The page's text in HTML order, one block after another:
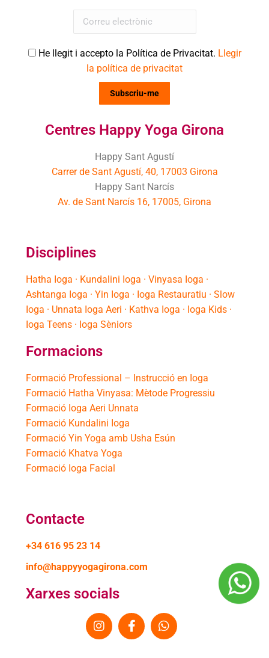
He llegit i accepto la Política de Privacitat. Llegir
la política de privacitat
Centres Happy Yoga Girona
Happy Sant Agustí
Carrer de Sant Agustí, 40, 17003 Girona
Happy Sant Narcís
Av. de Sant Narcís 16, 17005, Girona
Disciplines
Hatha Ioga · Kundalini Ioga · Vinyasa Ioga ·
Ashtanga Ioga · Yin Ioga · Ioga Restauratiu · Slow
Ioga · Unnata Ioga Aeri · Kathva Ioga · Ioga Kids ·
Ioga Teens · Ioga Sèniors
Formacions
Formació Professional – Instrucció en Ioga
Formació Hatha Vinyasa: Mètode Progressiu
Formació Ioga Aeri Unnata
Formació Kundalini Ioga
Formació Yin Yoga amb Usha Esún
Formació Khatva Yoga
Formació Ioga Facial
Contacte
+34 616 95 23 14
info@happyyogagirona.com
Xarxes socials